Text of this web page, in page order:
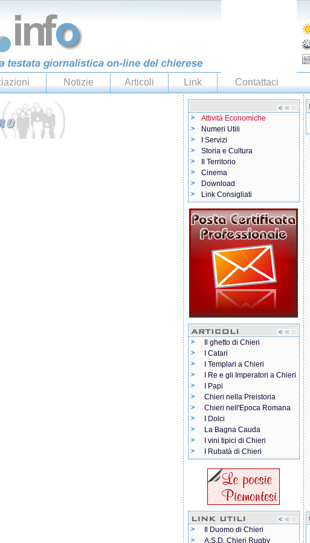
Notizie Articoli Link Contattaci
Attività Economiche
Numeri Utili
I Servizi
Storia e Cultura
Il Territorio
Cinema
Download
Link Consigliati
Il ghetto di Chieri
I Catari
I Templari a Chieri
I Re e gli Imperatori a Chieri
I Papi
Chieri nella Preistoria
Chieri nell'Epoca Romana
I Dolci
La Bagna Cauda
I vini tipici di Chieri
I Rubatà di Chieri
Il Duomo di Chieri
A.S.D. Chieri Rugby